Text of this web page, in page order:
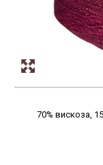
70% вискоза,